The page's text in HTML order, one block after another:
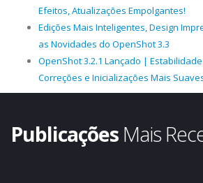
Efeitos, Atualizações Empolgantes!
Edições Mais Inteligentes, Design
as Novidades do OpenShot 3.3
OpenShot 3.2.1 Lançado |
Correções e Inicializações Mais
Publicações Mais